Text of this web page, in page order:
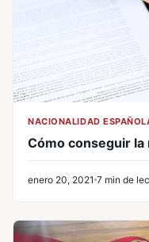
NACIONALIDAD
Cómo conseguir la
enero 20, 2021 7 min de